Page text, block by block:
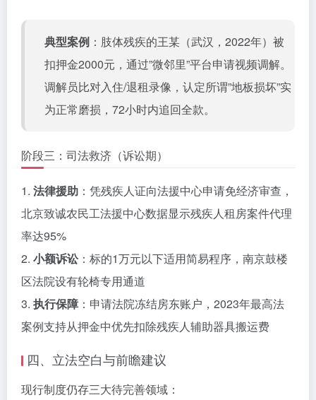
典型案例 ：肢体残疾的王某（武汉，2022年）被
扣押金2000元，通过”微邻里”平台申请视频调解。
调解员比对入住/退租录像，认定所谓”地板损坏”实
为正常磨损，72小时内追回全款。
阶段三：司法救济（诉讼期）
1. 法律援助 ：凭残疾人证向法援中心申请免经济审查，
北京致诚农民工法援中心数据显示残疾人租房案件代理
率达95%
2. 小额诉讼 ：标的1万元以下适用简易程序，南京鼓楼
区法院设有轮椅专用通道
3. 执行保障 ：申请法院冻结房东账户，2023年最高法
案例支持从押金中优先扣除残疾人辅助器具搬运费
四、立法空白与前瞻建议
现行制度仍存三大待完善领域：